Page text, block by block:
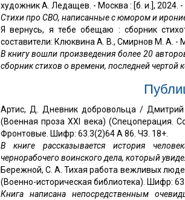
художник А. Ледащев. - Москва : [б. и.], 2024. -
Стихи про СВО, написанные с юмором и
Я вернусь, я тебе обещаю : сборник
составители: Клюквина А. В., Смирнов М. А. -
В книгу вошли произведения более 20
сборник стихов о времени, последней чертой
Артис, Д. Дневник добровольца / Дмитрий
(Военная проза XXI века) (Спецоперация.
Фронтовые. Шифр: 63.3(2)64 А 86. ЧЗ. 18+.
В книге рассказывается история
чернорабочего воинского дела, который
Бережной, С. А. Тихая работа вежливых
(Военно-историческая библиотека). Шифр:
Книга написана непосредственным